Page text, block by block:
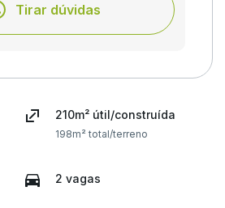
Tirar dúvidas
210m² útil/construída
198m² total/terreno
2 vagas